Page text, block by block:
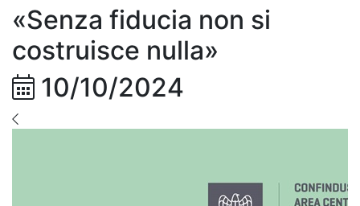
«Senza fiducia non si
costruisce nulla»
10/10/2024